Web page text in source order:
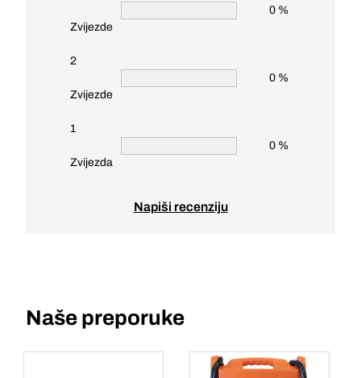
Zvijezde
0 %
2
Zvijezde
0 %
1
Zvijezda
0 %
Napiši recenziju
Naše preporuke